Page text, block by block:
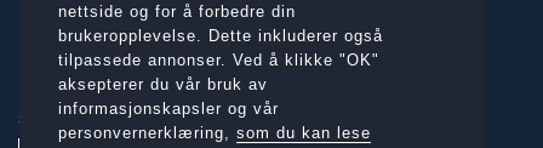
nettside og for å forbedre din
brukeropplevelse. Dette inkluderer også
tilpassede annonser. Ved å klikke "OK"
aksepterer du vår bruk av
informasjonskapsler og vår
personvernerklæring, som du kan lese
Gamle E6 1319, 7620 Skogn
SOSIALE MEDIER: